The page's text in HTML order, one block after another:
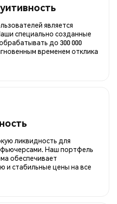
является
специально созданные
до 300 000
временем отклика
ликвидность для
фьючерсами. Наш портфель
обеспечивает
и стабильные цены на все